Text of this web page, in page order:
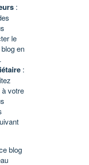
:
le
en
.
:
à votre
blog